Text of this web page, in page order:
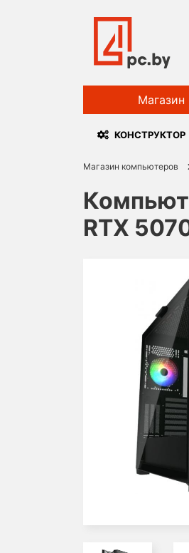
КОНСТРУКТОР
Магазин компьютеров
RTX